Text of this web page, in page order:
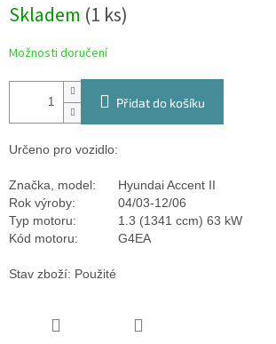
cena:
Skladem (1 ks)
Možnosti doručení
Přidat do košíku
Určeno pro vozidlo:
Značka, model:
Hyundai Accent II
Rok výroby:
04/03-12/06
Typ motoru:
1.3 (1341 ccm) 63 kW
Kód motoru:
G4EA
Stav zboží: Použité